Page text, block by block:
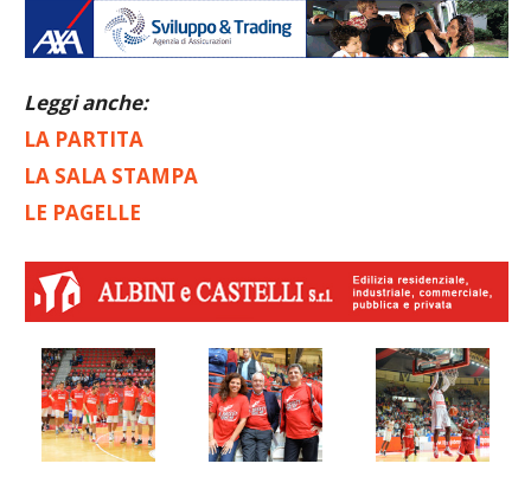
Leggi anche:
LA PARTITA
LA SALA STAMPA
LE PAGELLE